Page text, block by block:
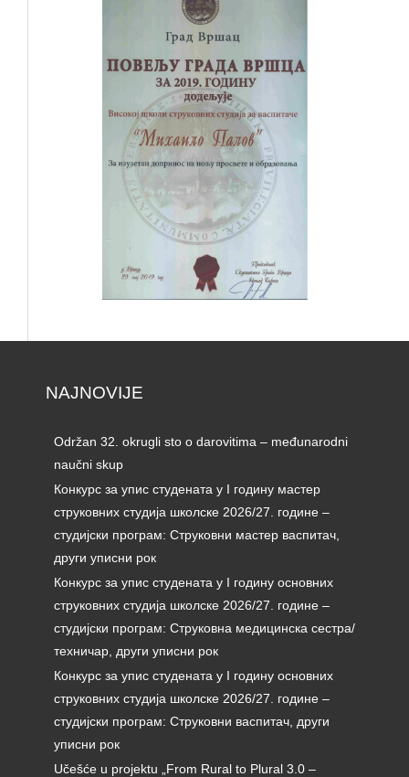
NAJNOVIJE
Održan 32. okrugli sto o darovitima – međunarodni
naučni skup
Конкурс за упис студената у I годину мастер
струковних студија школске 2026/27. године –
студијски програм: Струковни мастер васпитач,
други уписни рок
Конкурс за упис студената у I годину основних
струковних студија школске 2026/27. године –
студијски програм: Струковна медицинска сестра/
техничар, други уписни рок
Конкурс за упис студената у I годину основних
струковних студија школске 2026/27. године –
студијски програм: Струковни васпитач, други
уписни рок
Učešće u projektu „From Rural to Plural 3.0 –